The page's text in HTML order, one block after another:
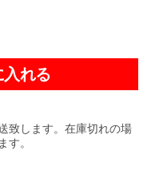
入れる
致します。在庫切れの場
す。